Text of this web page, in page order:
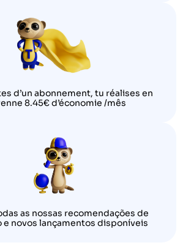
d’un abonnement, tu réalises en
8.45€ d’économie /mês
as nossas recomendações de
e novos lançamentos disponíveis